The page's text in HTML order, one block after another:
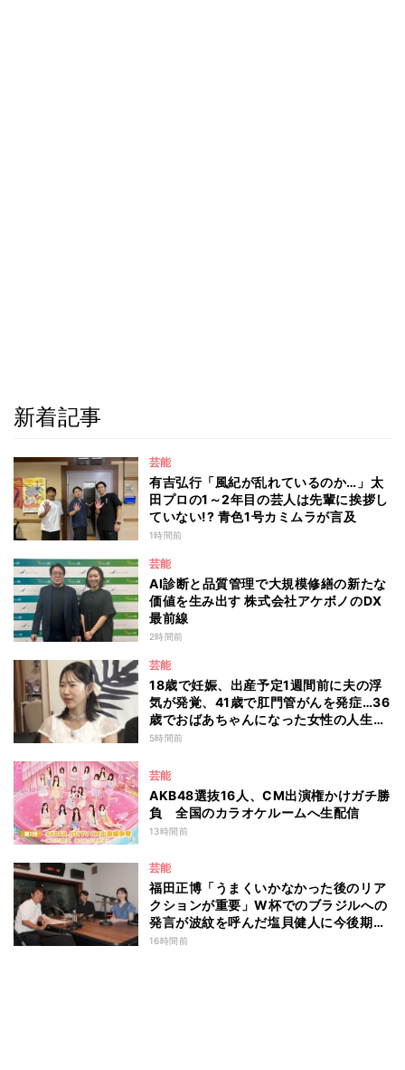
新着記事
芸能
有吉弘行「風紀が乱れているのか…」太
田プロの1～2年目の芸人は先輩に挨拶し
ていない!? 青色1号カミムラが言及
1時間前
芸能
AI診断と品質管理で大規模修繕の新たな
価値を生み出す 株式会社アケボノのDX
最前線
2時間前
芸能
18歳で妊娠、出産予定1週間前に夫の浮
気が発覚、41歳で肛門管がんを発症…36
歳でおばあちゃんになった女性の人生に
島田珠代も思わず涙 『愛のハイエナ
5時間前
芸能
AKB48選抜16人、CM出演権かけガチ勝
負 全国のカラオケルームへ生配信
13時間前
芸能
福田正博「うまくいかなかった後のリア
クションが重要」W杯でのブラジルへの
発言が波紋を呼んだ塩貝健人に今後期待
することは？
16時間前